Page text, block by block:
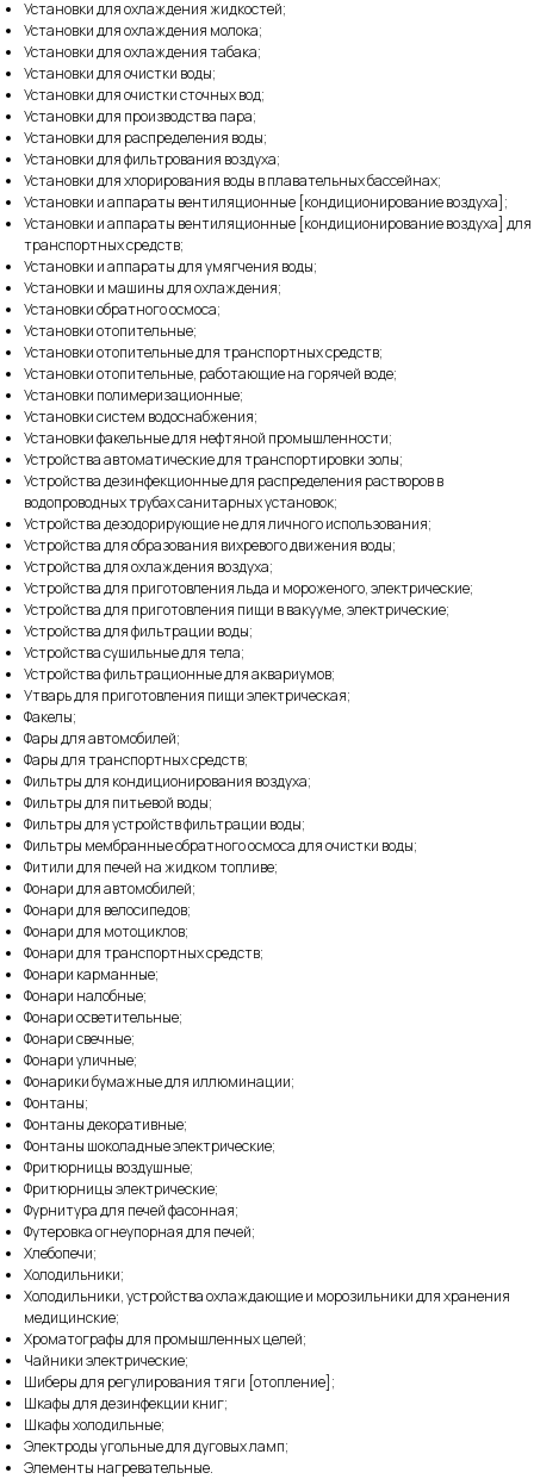
Установки для охлаждения жидкостей;
Установки для охлаждения молока;
Установки для охлаждения табака;
Установки для очистки воды;
Установки для очистки сточных вод;
Установки для производства пара;
Установки для распределения воды;
Установки для фильтрования воздуха;
Установки для хлорирования воды в плавательных бассейнах;
Установки и аппараты вентиляционные [кондиционирование воздуха];
Установки и аппараты вентиляционные [кондиционирование воздуха] для
транспортных средств;
Установки и аппараты для умягчения воды;
Установки и машины для охлаждения;
Установки обратного осмоса;
Установки отопительные;
Установки отопительные для транспортных средств;
Установки отопительные, работающие на горячей воде;
Установки полимеризационные;
Установки систем водоснабжения;
Установки факельные для нефтяной промышленности;
Устройства автоматические для транспортировки золы;
Устройства дезинфекционные для распределения растворов в
водопроводных трубах санитарных установок;
Устройства дезодорирующие не для личного использования;
Устройства для образования вихревого движения воды;
Устройства для охлаждения воздуха;
Устройства для приготовления льда и мороженого, электрические;
Устройства для приготовления пищи в вакууме, электрические;
Устройства для фильтрации воды;
Устройства сушильные для тела;
Устройства фильтрационные для аквариумов;
Утварь для приготовления пищи электрическая;
Факелы;
Фары для автомобилей;
Фары для транспортных средств;
Фильтры для кондиционирования воздуха;
Фильтры для питьевой воды;
Фильтры для устройств фильтрации воды;
Фильтры мембранные обратного осмоса для очистки воды;
Фитили для печей на жидком топливе;
Фонари для автомобилей;
Фонари для велосипедов;
Фонари для мотоциклов;
Фонари для транспортных средств;
Фонари карманные;
Фонари налобные;
Фонари осветительные;
Фонари свечные;
Фонари уличные;
Фонарики бумажные для иллюминации;
Фонтаны;
Фонтаны декоративные;
Фонтаны шоколадные электрические;
Фритюрницы воздушные;
Фритюрницы электрические;
Фурнитура для печей фасонная;
Футеровка огнеупорная для печей;
Хлебопечи;
Холодильники;
Холодильники, устройства охлаждающие и морозильники для хранения
медицинские;
Хроматографы для промышленных целей;
Чайники электрические;
Шиберы для регулирования тяги [отопление];
Шкафы для дезинфекции книг;
Шкафы холодильные;
Электроды угольные для дуговых ламп;
Элементы нагревательные.